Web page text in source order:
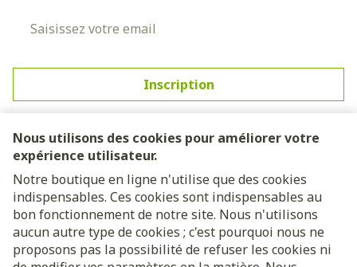
Nous utilisons des cookies pour améliorer votre
expérience utilisateur.
Notre boutique en ligne n'utilise que des cookies
indispensables. Ces cookies sont indispensables au
bon fonctionnement de notre site. Nous n'utilisons
aucun autre type de cookies ; c'est pourquoi nous ne
proposons pas la possibilité de refuser les cookies ni
Inscription
En cliquant sur s'abonner, vous vous abonnez à notre
newsletter et acceptez notrepolitique de confidentialité.